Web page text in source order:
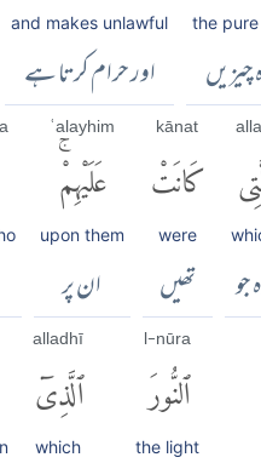
the
چیزیں
and makes unlawful
اور حرام کرتا ہے
جو
kānat
كَانَتْ
were
تھیں
ʿalayhim
عَلَيْهِمْۚ
upon them
ان پر
l-nūra
ٱلنُّورَ
the light
alladhī
ٱلَّذِىٓ
which